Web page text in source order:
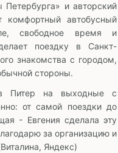
и авторский
автобусный
свободное время и
поездку в Санкт-
знакомства с городом,
стороны.
в Питер на выходные с
от самой поездки до
- Евгения сделала эту
за организацию и
Яндекс)